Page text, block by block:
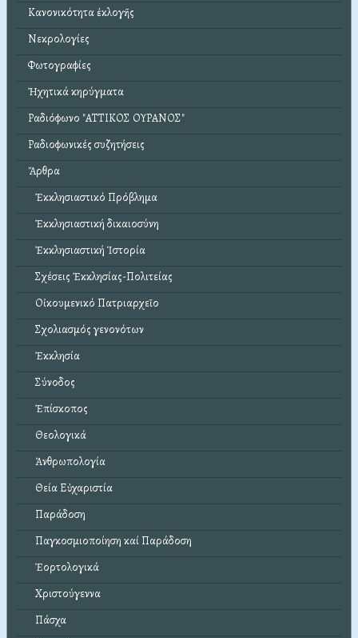
Κανονικότητα ἐκλογῆς
Νεκρολογίες
Φωτογραφίες
Ἠχητικά κηρύγματα
Ραδιόφωνο "ΑΤΤΙΚΟΣ ΟΥΡΑΝΟΣ"
Ραδιοφωνικές συζητήσεις
Ἄρθρα
Ἐκκλησιαστικό Πρόβλημα
Ἐκκλησιαστική δικαιοσύνη
Ἐκκλησιαστική Ἱστορία
Σχέσεις Ἐκκλησίας-Πολιτείας
Οἰκουμενικό Πατριαρχεῖο
Σχολιασμός γενονότων
Ἐκκλησία
Σύνοδος
Ἐπίσκοπος
Θεολογικά
Ἀνθρωπολογία
Θεία Εὐχαριστία
Παράδοση
Παγκοσμιοποίηση καί Παράδοση
Ἑορτολογικά
Χριστούγεννα
Πάσχα